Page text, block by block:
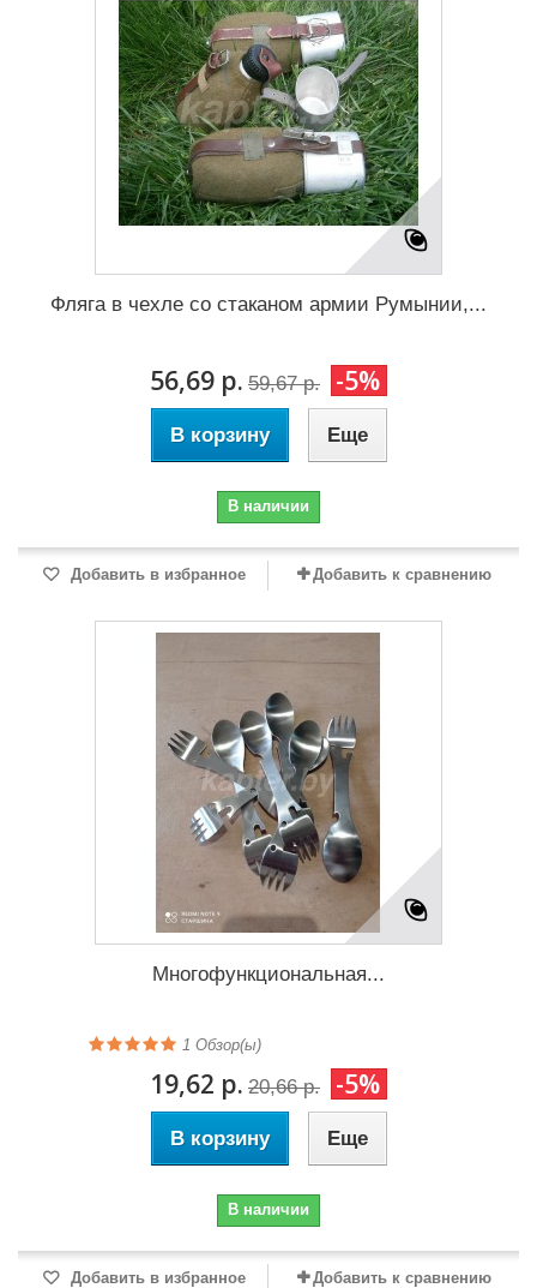
Фляга в чехле со стаканом армии Румынии,...
56,69 р. 59,67 р. -5%
В корзину Еще
В наличии
Добавить в избранное Добавить к сравнению
Многофункциональная...
1 Обзор(ы)
19,62 р. 20,66 р. -5%
В корзину Еще
В наличии
Добавить в избранное Добавить к сравнению